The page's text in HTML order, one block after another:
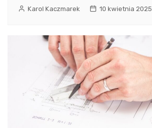
Karol Kaczmarek 10 kwietnia 2025